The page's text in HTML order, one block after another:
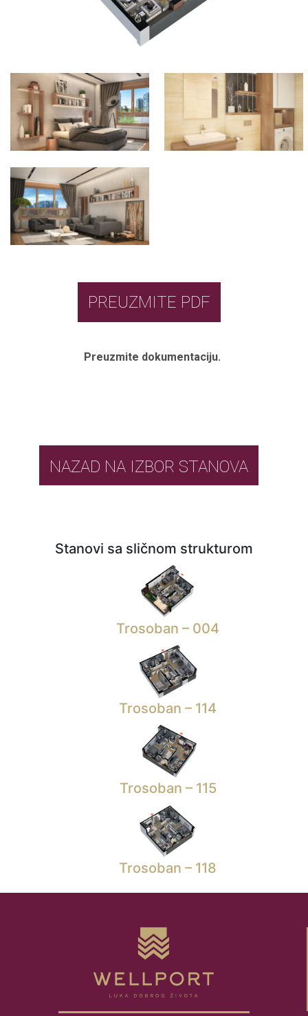
PREUZMITE PDF
Preuzmite dokumentaciju.
NAZAD NA IZBOR STANOVA
Stanovi sa sličnom strukturom
Trosoban – 004
Trosoban – 114
Trosoban – 115
Trosoban – 118